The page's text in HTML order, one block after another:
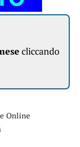
cliccando
Online